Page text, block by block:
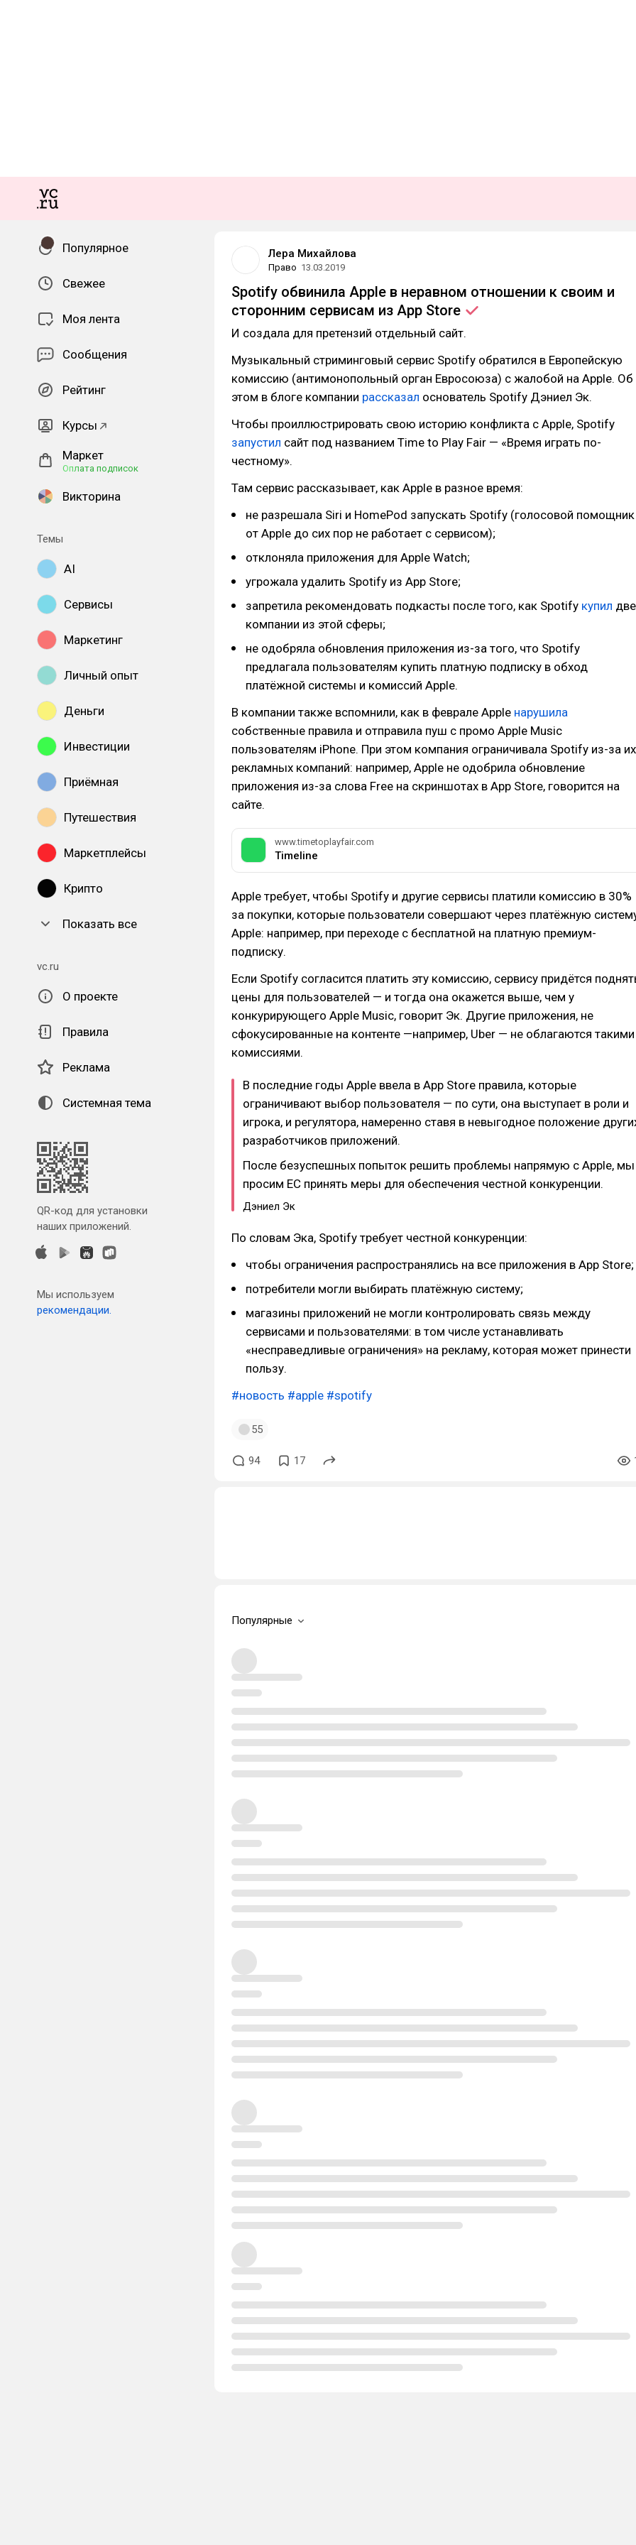
Популярное
Свежее
Моя лента
Сообщения
Рейтинг
Курсы
Маркет
Оплата подписок
Викторина
Темы
AI
Сервисы
Маркетинг
Личный опыт
Деньги
Инвестиции
Приёмная
Путешествия
Маркетплейсы
Крипто
Показать все
vc.ru
О проекте
Правила
Реклама
Системная тема
QR-код для установки
наших приложений.
Мы используем
рекомендации.
Лера Михайлова
Право 13.03.2019
Spotify обвинила Apple в неравном отношении к своим и
сторонним сервисам из App Store
И создала для претензий отдельный сайт.
Музыкальный стриминговый сервис Spotify обратился в Европейскую
комиссию (антимонопольный орган Евросоюза) с жалобой на Apple. Об
этом в блоге компании рассказал основатель Spotify Дэниел Эк.
Чтобы проиллюстрировать свою историю конфликта с Apple, Spotify
запустил сайт под названием Time to Play Fair — «Время играть по-
честному».
Там сервис рассказывает, как Apple в разное время:
не разрешала Siri и HomePod запускать Spotify (голосовой помощник
от Apple до сих пор не работает с сервисом);
отклоняла приложения для Apple Watch;
угрожала удалить Spotify из App Store;
запретила рекомендовать подкасты после того, как Spotify купил две
компании из этой сферы;
не одобряла обновления приложения из-за того, что Spotify
предлагала пользователям купить платную подписку в обход
платёжной системы и комиссий Apple.
В компании также вспомнили, как в феврале Apple нарушила
собственные правила и отправила пуш с промо Apple Music
пользователям iPhone. При этом компания ограничивала Spotify из-за их
рекламных компаний: например, Apple не одобрила обновление
приложения из-за слова Free на скриншотах в App Store, говорится на
сайте.
www.timetoplayfair.com
Timeline
Apple требует, чтобы Spotify и другие сервисы платили комиссию в 30%
за покупки, которые пользователи совершают через платёжную
Apple: например, при переходе с бесплатной на платную премиум-
подписку.
Если Spotify согласится платить эту комиссию, сервису придётся
цены для пользователей — и тогда она окажется выше, чем у
конкурирующего Apple Music, говорит Эк. Другие приложения, не
сфокусированные на контенте —например, Uber — не облагаются такими
комиссиями.
В последние годы Apple ввела в App Store правила, которые
ограничивают выбор пользователя — по сути, она выступает в роли и
игрока, и регулятора, намеренно ставя в невыгодное положение
разработчиков приложений.
После безуспешных попыток решить проблемы напрямую с Apple, мы
просим ЕС принять меры для обеспечения честной конкуренции.
Дэниел Эк
По словам Эка, Spotify требует честной конкуренции:
чтобы ограничения распространялись на все приложения в App Store;
потребители могли выбирать платёжную систему;
магазины приложений не могли контролировать связь между
сервисами и пользователями: в том числе устанавливать
«несправедливые ограничения» на рекламу, которая может принести
пользу.
#новость #apple #spotify
55
94 17
Популярные